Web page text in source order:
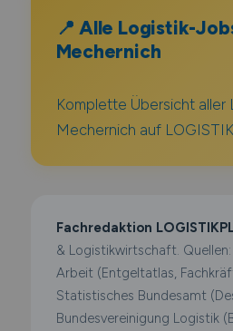
📍 Alle Logistik-
Mechernich
Komplette Übersicht aller
Mechernich auf
Fachredaktion
& Logistikwirtschaft.
Arbeit (Entgeltatlas,
Statistisches Bundesamt
Bundesvereinigung Logistik